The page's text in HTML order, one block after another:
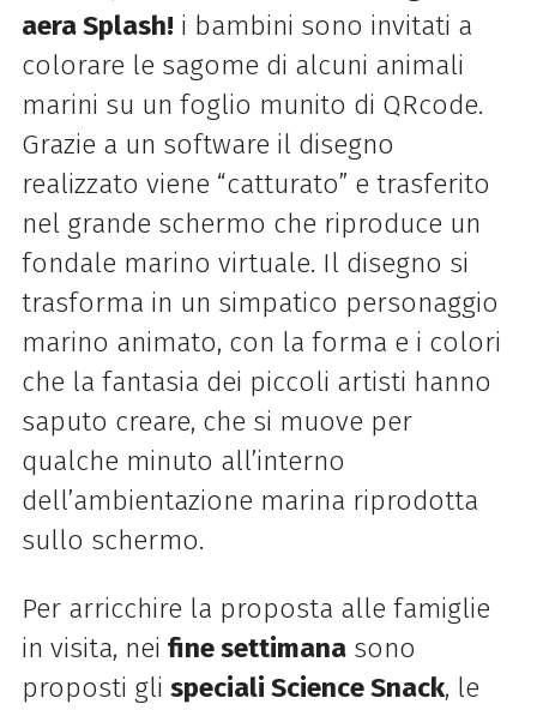
aera Splash! i bambini sono invitati a
colorare le sagome di alcuni animali
marini su un foglio munito di QRcode.
Grazie a un software il disegno
realizzato viene “catturato” e trasferito
nel grande schermo che riproduce un
fondale marino virtuale. Il disegno si
trasforma in un simpatico personaggio
marino animato, con la forma e i colori
che la fantasia dei piccoli artisti hanno
saputo creare, che si muove per
qualche minuto all’interno
dell’ambientazione marina riprodotta
sullo schermo.
Per arricchire la proposta alle famiglie
in visita, nei fine settimanasono
proposti gli speciali Science Snack, le